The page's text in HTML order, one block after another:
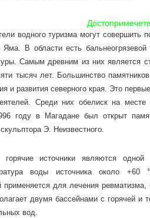
водного туризма могут
В области есть
Самым древним из них является
тысяч лет. Большинство
и развития северного края. Это
Среди них обелиск на
году в Магадане был открыт
Э. Неизвестного.
горячие источники являются одной
воды источника около +60
применяется для лечения
двумя бассейнами с горячей
вод.